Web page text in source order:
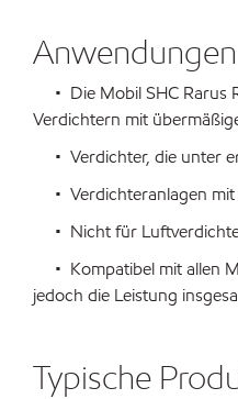
Anwendungen
• Die Mobil SHC Rarus
Verdichtern mit
• Verdichter, die unter
• Verdichteranlagen mit
• Nicht für
• Kompatibel mit allen
jedoch die Leistung
Typische